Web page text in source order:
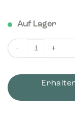
Auf Lager
Bica Tropfschale